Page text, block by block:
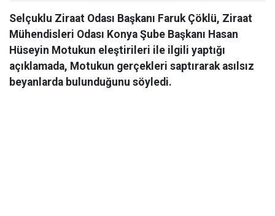
Selçuklu Ziraat Odası Başkanı Faruk Çöklü, Ziraat
Mühendisleri Odası Konya Şube Başkanı Hasan
Hüseyin Motukun eleştirileri ile ilgili yaptığı
açıklamada, Motukun gerçekleri saptırarak asılsız
beyanlarda bulunduğunu söyledi.